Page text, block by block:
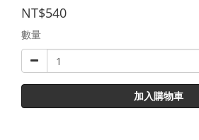
NT$540
數量
加入購物車